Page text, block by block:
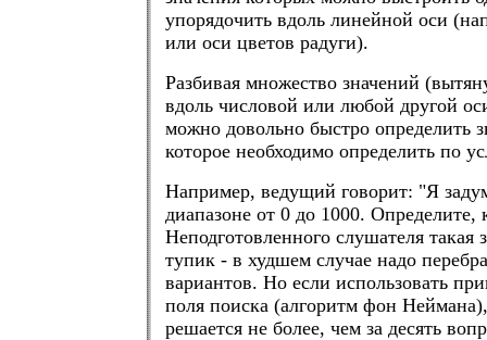
упорядочить вдоль линейной оси
или оси цветов радуги).
Разбивая множество значений
вдоль числовой или любой другой
можно довольно быстро определить
которое необходимо определить по
Например, ведущий говорит: "Я
диапазоне от 0 до 1000. Определите,
Неподготовленного слушателя такая
тупик - в худшем случае надо
вариантов. Но если использовать
поля поиска (алгоритм фон Неймана),
решается не более, чем за десять